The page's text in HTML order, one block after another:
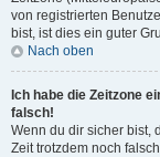
von registrierten
bist, ist dies ein guter
Nach oben
Ich habe die Zeitzone
falsch!
Wenn du dir sicher bist,
Zeit trotzdem noch